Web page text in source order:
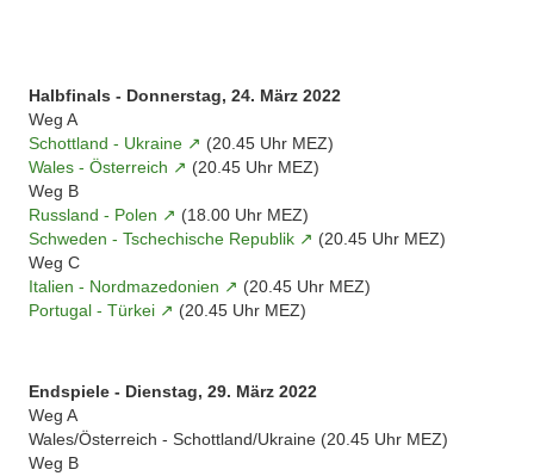
Halbfinals - Donnerstag, 24. März 2022
Weg A
Schottland - Ukraine
(20.45 Uhr MEZ)
Wales - Österreich
(20.45 Uhr MEZ)
Weg B
Russland - Polen
(18.00 Uhr MEZ)
Schweden - Tschechische Republik
(20.45 Uhr MEZ)
Weg C
Italien - Nordmazedonien
(20.45 Uhr MEZ)
Portugal - Türkei
(20.45 Uhr MEZ)
Endspiele - Dienstag, 29. März 2022
Weg A
Wales/Österreich - Schottland/Ukraine (20.45 Uhr MEZ)
Weg B